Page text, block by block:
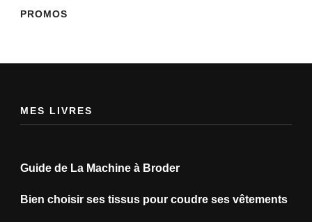
PROMOS
MES LIVRES
Guide de La Machine à Broder
Bien choisir ses tissus pour coudre ses vêtements